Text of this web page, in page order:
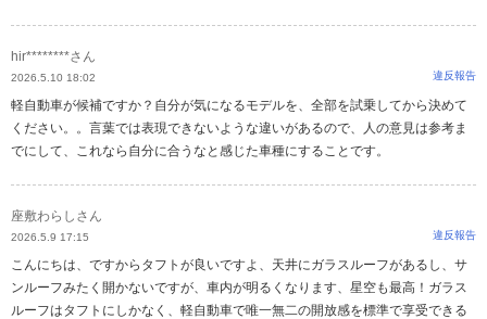
hir********さん
2026.5.10 18:02 違反報告
軽自動車が候補ですか？自分が気になるモデルを、全部を試乗してから決めて
ください。。言葉では表現できないような違いがあるので、人の意見は参考ま
でにして、これなら自分に合うなと感じた車種にすることです。
座敷わらしさん
2026.5.9 17:15 違反報告
こんにちは、ですからタフトが良いですよ、天井にガラスルーフがあるし、サ
ンルーフみたく開かないですが、車内が明るくなります、星空も最高！ガラス
ルーフはタフトにしかなく、軽自動車で唯一無二の開放感を標準で享受できる